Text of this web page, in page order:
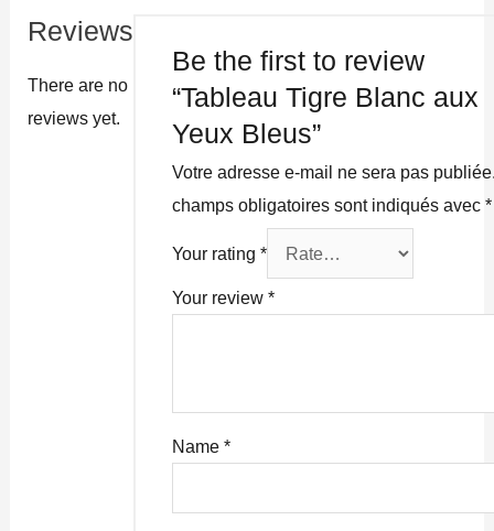
Reviews
There are no
reviews yet.
Be the first to review
“Tableau Tigre Blanc aux
Yeux Bleus”
Votre adresse e-mail ne sera pas
champs obligatoires sont indiqués avec*
Your rating*
Your review*
Name*